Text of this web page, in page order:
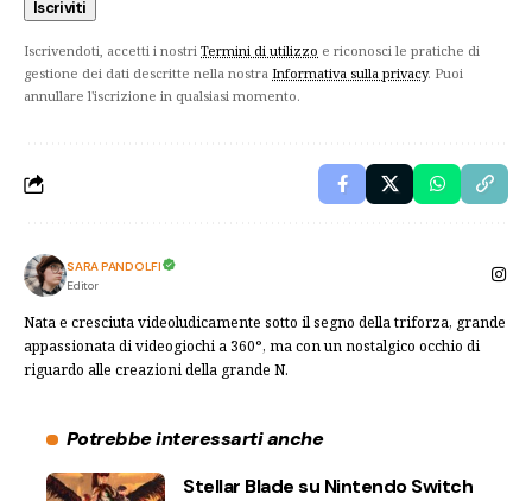
Iscrivendoti, accetti i nostri Termini di utilizzo e riconosci le pratiche di
gestione dei dati descritte nella nostra Informativa sulla privacy. Puoi
annullare l'iscrizione in qualsiasi momento.
SARA PANDOLFI
Editor
Nata e cresciuta videoludicamente sotto il segno della triforza, grande
appassionata di videogiochi a 360°, ma con un nostalgico occhio di
riguardo alle creazioni della grande N.
Potrebbe interessarti anche
Stellar Blade su Nintendo Switch